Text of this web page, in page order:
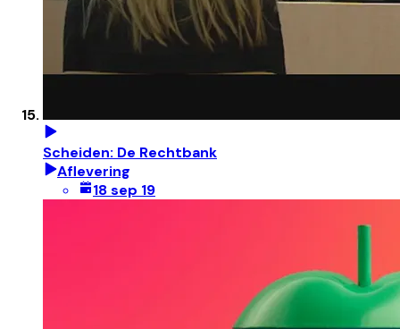
Scheiden: De Rechtbank
Aflevering
18 sep 19